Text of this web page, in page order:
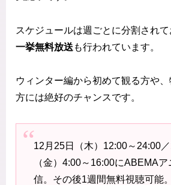
スケジュールは週ごとに分割され
一挙無料放送 も行われています。
ウィンター編から初めて観る方や
方には絶好のチャンスです。
12月25日（木）12:00～24:00
（金）4:00～16:00にABEMA
信。その後1週間無料視聴可能。